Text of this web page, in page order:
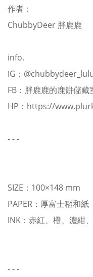
作者：
ChubbyDeer 胖鹿鹿
info.
IG：
FB： 胖鹿鹿的鹿餅儲藏
HP： https://
- - -
SIZE：100×148 mm
PAPER：厚富士稻和紙
INK：赤紅、橙、濃紺
- - -